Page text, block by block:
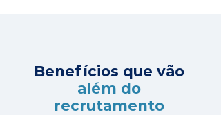
Benefícios que vão
além do
recrutamento